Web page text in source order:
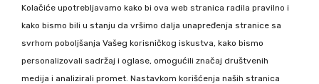
Kolačiće upotrebljavamo kako bi ova web stranica radila pravilno i
kako bismo bili u stanju da vršimo dalja unapređenja stranice sa
svrhom poboljšanja Vašeg korisničkog iskustva, kako bismo
personalizovali sadržaj i oglase, omogućili značaj društvenih
medija i analizirali promet. Nastavkom korišćenja naših stranica